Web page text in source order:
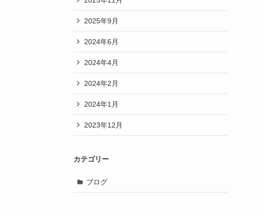
2025年9月
2024年6月
2024年4月
2024年2月
2024年1月
2023年12月
カテゴリー
ブログ